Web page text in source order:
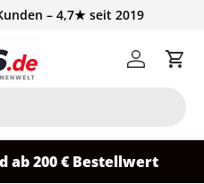
– 4,7★ seit 2019
Einloggen
ab 200 € Bestellwert